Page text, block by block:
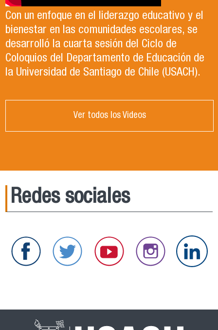
Con un enfoque en el liderazgo educativo y el
bienestar en las comunidades escolares, se
desarrolló la cuarta sesión del Ciclo de
Coloquios del Departamento de Educación de
la Universidad de Santiago de Chile (USACH).
Ver todos los Videos
Redes sociales